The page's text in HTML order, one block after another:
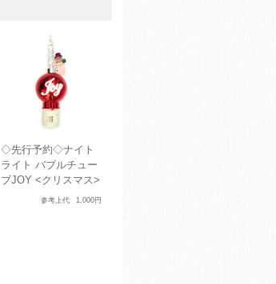
◇先行予約◇ナイト
ライト バブルチュー
ブJOY <クリスマス>
参考上代 1,000円